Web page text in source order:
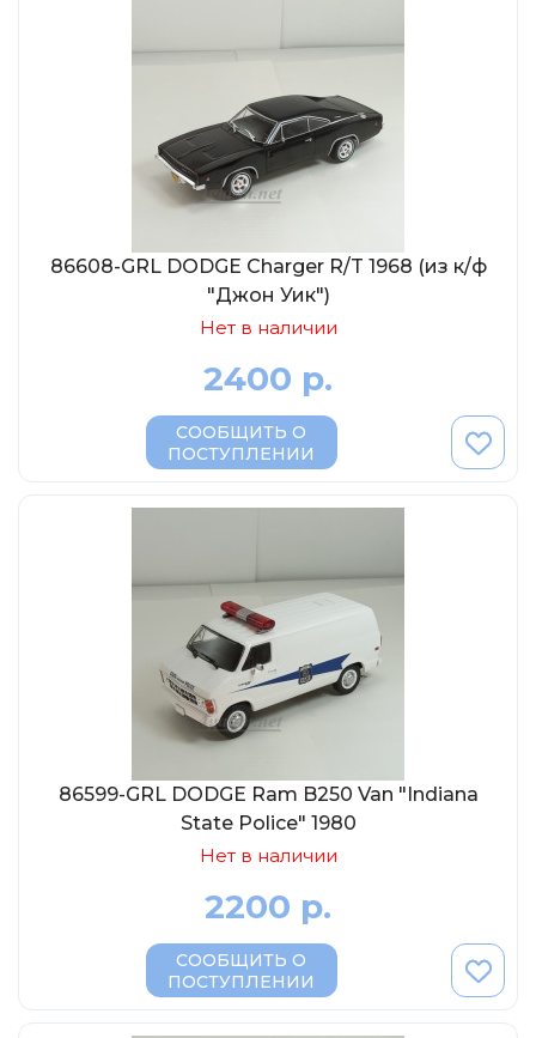
86608-GRL DODGE Charger R/T 1968 (из к/ф
"Джон Уик")
Нет в наличии
2400 р.
СООБЩИТЬ О
ПОСТУПЛЕНИИ
86599-GRL DODGE Ram B250 Van "Indiana
State Police" 1980
Нет в наличии
2200 р.
СООБЩИТЬ О
ПОСТУПЛЕНИИ